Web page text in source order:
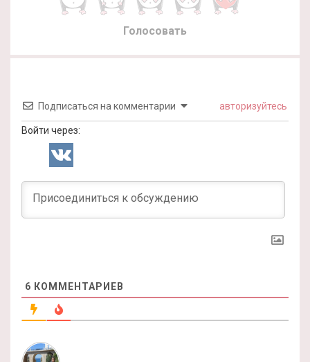
Голосовать
Подписаться на комментарии авторизуйтесь
Войти через:
6 КОММЕНТАРИЕВ